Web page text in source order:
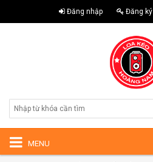
Đăng nhập Đăng ký
MENU